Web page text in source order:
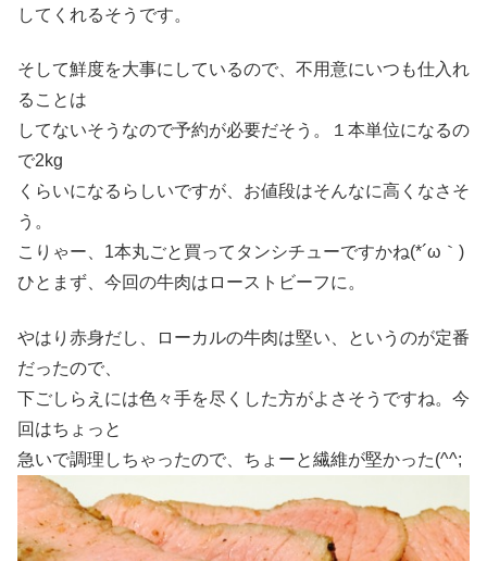
してくれるそうです。
そして鮮度を大事にしているので、不用意にいつも仕入れ
ることは
してないそうなので予約が必要だそう。１本単位になるの
で2kg
くらいになるらしいですが、お値段はそんなに高くなさそ
う。
こりゃー、1本丸ごと買ってタンシチューですかね(*´ω｀)
ひとまず、今回の牛肉はローストビーフに。
やはり赤身だし、ローカルの牛肉は堅い、というのが定番
だったので、
下ごしらえには色々手を尽くした方がよさそうですね。今
回はちょっと
急いで調理しちゃったので、ちょーと繊維が堅かった(^^;